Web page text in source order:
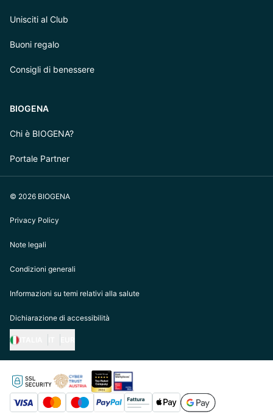
Unisciti al Club
Buoni regalo
Consigli di benessere
BIOGENA
Chi è BIOGENA?
Portale Partner
© 2026 BIOGENA
Privacy Policy
Note legali
Condizioni generali
Informazioni su temi relativi alla salute
Dichiarazione di accessibilità
https://biogena.com/de-at
https://biogena.com/de-de
https://biogena.com/de-ch
https://biogena.com/it-it